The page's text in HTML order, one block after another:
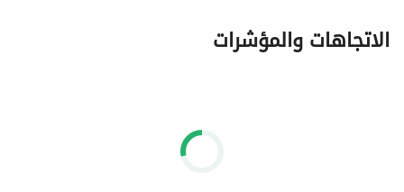
الاتجاهات والمؤشرات